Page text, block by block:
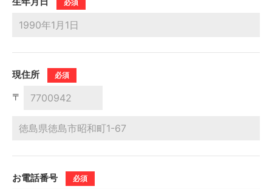
必須
現住所 必須
〒
お電話番号 必須